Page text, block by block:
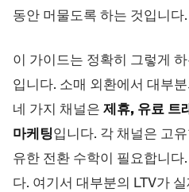
동안 머물도록 하는 것입니다.
이 가이드는 정확히 그렇게
입니다. 소매 외환에서 대부
네 가지 채널은 제휴, 유료 트
마케팅입니다. 각 채널은 고
유한 전환 수학이 필요합니
다. 여기서 대부분의 LTV가
용어집
비즈니스 계획
팔로우하기